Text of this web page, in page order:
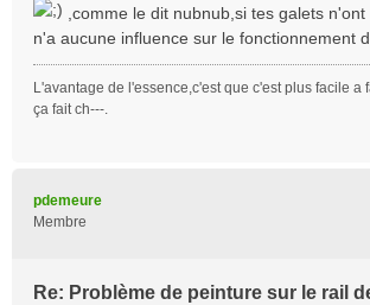
a
g
e
,comme le dit nubnub,si tes galets
n'a aucune influence sur le fonctionnement
L'avantage de l'essence,c'est que c'est plus facile a
ça fait ch---.
pdemeure
Membre
Re: Problème de peinture sur le rail